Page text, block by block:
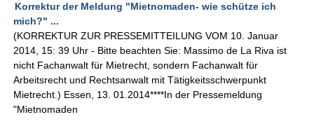
Korrektur der Meldung "Mietnomaden- wie schütze ich
mich?" ...
(KORREKTUR ZUR PRESSEMITTEILUNG VOM 10. Januar
2014, 15: 39 Uhr - Bitte beachten Sie: Massimo de La Riva ist
nicht Fachanwalt für Mietrecht, sondern Fachanwalt für
Arbeitsrecht und Rechtsanwalt mit Tätigkeitsschwerpunkt
Mietrecht.) Essen, 13. 01.2014****In der Pressemeldung
"Mietnomaden